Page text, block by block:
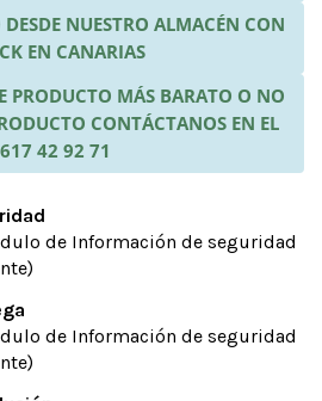
NUESTRO ALMACÉN CON
EN CANARIAS
PRODUCTO MÁS BARATO O NO
CONTÁCTANOS EN EL
617 42 92 71
de Información de seguridad
de Información de seguridad